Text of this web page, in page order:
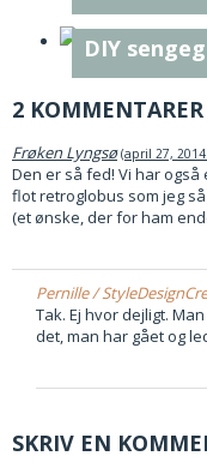
DIY
2 KOMMENTARER
Frøken Lyngsø april 27,
Den er så fed! Vi har
flot retroglobus som jeg
(et ønske, der for ham
Pernille /
Tak. Ej hvor dejligt.
det, man har gået og
SKRIV EN